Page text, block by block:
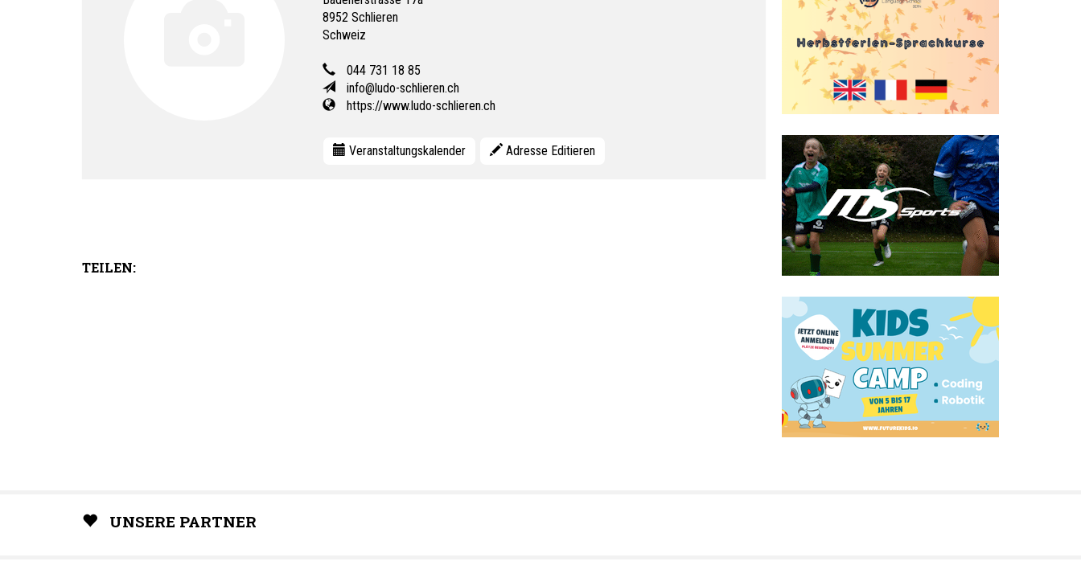
8952 Schlieren
Schweiz
044 731 18 85
info@ludo-schlieren.ch
https://www.ludo-schlieren.ch
Veranstaltungskalender Adresse Editieren
TEILEN:
UNSERE PARTNER